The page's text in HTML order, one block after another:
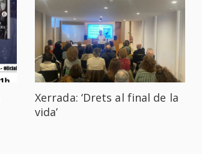
Xerrada: ‘Drets al final de la
vida’